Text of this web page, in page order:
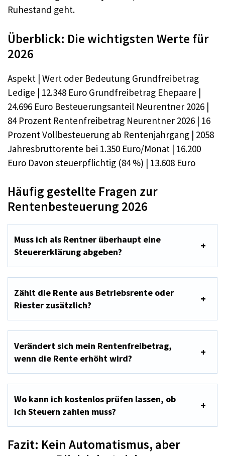
Ruhestand geht.
Überblick: Die wichtigsten Werte für
2026
Aspekt | Wert oder Bedeutung Grundfreibetrag
Ledige | 12.348 Euro Grundfreibetrag Ehepaare |
24.696 Euro Besteuerungsanteil Neurentner 2026 |
84 Prozent Rentenfreibetrag Neurentner 2026 | 16
Prozent Vollbesteuerung ab Rentenjahrgang | 2058
Jahresbruttorente bei 1.350 Euro/Monat | 16.200
Euro Davon steuerpflichtig (84 %) | 13.608 Euro
Häufig gestellte Fragen zur
Rentenbesteuerung 2026
Muss ich als Rentner überhaupt eine
Steuererklärung abgeben?
Zählt die Rente aus Betriebsrente oder
Riester zusätzlich?
Verändert sich mein Rentenfreibetrag,
wenn die Rente erhöht wird?
Wo kann ich kostenlos prüfen lassen, ob
ich Steuern zahlen muss?
Fazit: Kein Automatismus, aber